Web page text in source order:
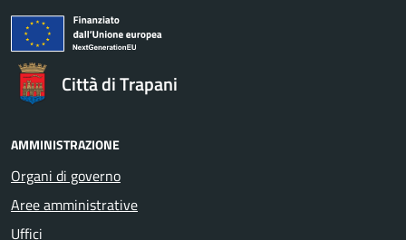
Città di Trapani
AMMINISTRAZIONE
Organi di governo
Aree amministrative
Uffici